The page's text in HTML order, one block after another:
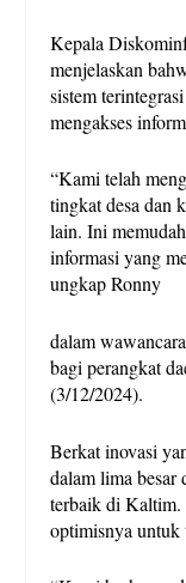
Kepala
menjelaskan
sistem
mengakses
“Kami telah
tingkat desa dan
lain. Ini
informasi yang
ungkap Ronny
dalam
bagi perangkat
(3/12/2024).
Berkat inovasi
dalam lima besar
terbaik di Kaltim.
optimisnya untuk